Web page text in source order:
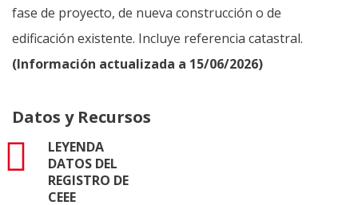
fase de proyecto, de nueva construcción o de
edificación existente. Incluye referencia catastral.
(Información actualizada a 15/06/2026)
Datos y Recursos
LEYENDA
DATOS DEL
REGISTRO DE
CEEE
pdf